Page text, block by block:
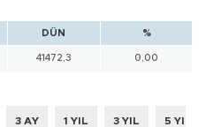
DÜN %
41472,3 0,00
3 AY 1 YIL 3 YIL 5 YIL